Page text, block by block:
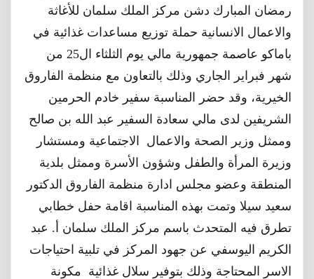
رمضان المبارك دشن مركز الملك سلمان للأغاثة
والاعمال الانسانية حملة توزيع مساعدات غذائية في
باماكو عاصمة جمهورية مالي يوم الثلثاء ال25 من
شهر فبراير الجاري وذلك بالتعاون مع منظمة الفاروق
الخيرية، وقد حضر المناسبة سفير خادم الحرمين
الشريفين لدى مالي سعادة السفير عبد الله بن صالح
وممثل وزير الصحة والاعمال الاجتماعية ومستشار
وزيرة المرأة والطفل وشؤون الأسرة وممثل بلدية
المنطقة وعضو مجلس ادارة منظمة الفاروق الدكتور
سعيد سيلا وتمت بهذه المناسبة اقامة حفل خطابي
تطرق فيه المتحدث باسم مركز الملك سلمان أ. عبد
الكريم اليوسفي عن جهود المركز في تلبية احتياجات
الاسر المحتاجة وذلك بتوفير سلال غذائية مكونة